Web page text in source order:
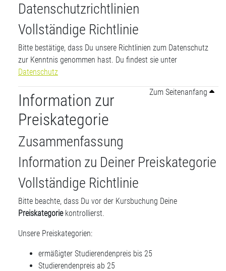
Datenschutzrichtlinien
Vollständige Richtlinie
Bitte bestätige, dass Du unsere Richtlinien zum Datenschutz
zur Kenntnis genommen hast. Du findest sie unter
Datenschutz
Zum Seitenanfang
Information zur
Preiskategorie
Zusammenfassung
Information zu Deiner Preiskategorie
Vollständige Richtlinie
Bitte beachte, dass Du vor der Kursbuchung Deine
Preiskategoriekontrollierst.
Unsere Preiskategorien:
ermäßigter Studierendenpreis bis 25
Studierendenpreis ab 25